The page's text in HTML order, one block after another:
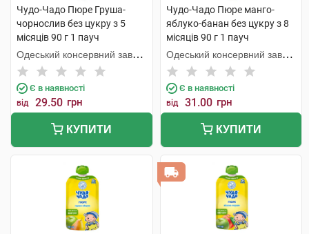
Чудо-Чадо Пюре Груша-
чорнослив без цукру з 5
місяців 90 г 1 пауч
Одеський консервний завод
дитячого харчування
Є в наявності
від 29.50 грн
КУПИТИ
Чудо-Чадо Пюре манго-
яблуко-банан без цукру з 8
місяців 90 г 1 пауч
Одеський консервний завод
дитячого харчування
Є в наявності
від 31.00 грн
КУПИТИ